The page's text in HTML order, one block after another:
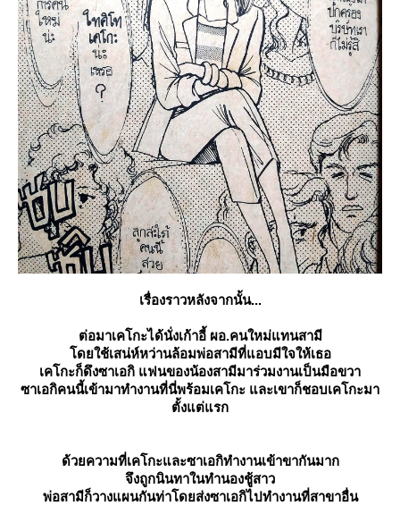
เรื่องราวหลังจากนั้น...
ต่อมาเคโกะได้นั่งเก้าอี้ ผอ.คนใหม่แทนสามี
ดยใช้เสน่ห์หว่านล้อมพ่อสามีที่แอบมีใจให้เธอ
เคโกะก็ดึงซาเอกิ แฟนของน้องสามีมาร่วมงานเป็นมือขวา
ซาเอกิคนนี้เข้ามาทำงานที่นี่พร้อมเคโกะ และเขาก็ชอบเคโกะมา
ตั้งแต่แรก
ด้วยความที่เคโกะและซาเอกิทำงานเข้าขากันมาก
จึงถูกนินทาในทำนองชู้สาว
พ่อสามีก็วางแผนกันท่าโดยส่งซาเอกิไปทำงานที่สาขาอื่น